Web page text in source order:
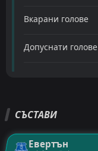
Вкарани голове
Допуснати голове
СЪСТАВИ
Евертън